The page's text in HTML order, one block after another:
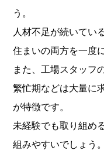
う。
人材不足が続いてい
住まいの両方を一度
また、工場スタッフ
繁忙期などは大量に
が特徴です。
未経験でも取り組め
組みやすいでしょう。